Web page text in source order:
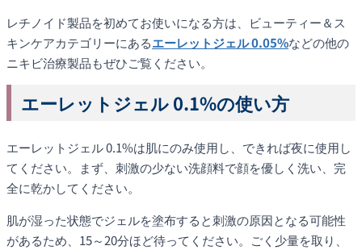
レチノイド製品を初めてお使いになる方は、ビューティー＆ス
キンケアカテゴリーにあるエーレットジェル 0.05%などの他の
ニキビ治療製品もぜひご覧ください。
エーレットジェル 0.1%の使い方
エーレットジェル 0.1%は肌にのみ使用し、できれば夜に使用し
てください。まず、刺激の少ない洗顔料で顔を優しく洗い、完
全に乾かしてください。
肌が湿った状態でジェルを塗布すると刺激の原因となる可能性
があるため、15～20分ほど待ってください。ごく少量を取り、